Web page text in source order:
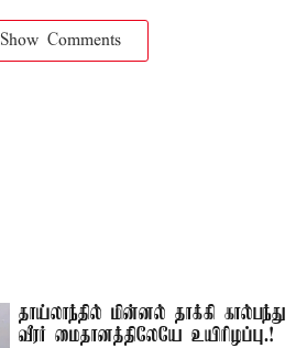
Show Comments
தாய்லாந்தில் மின்னல் தாக்கி கால்பந்து
வீரர் மைதானத்திலேயே உயிரிழப்பு.!